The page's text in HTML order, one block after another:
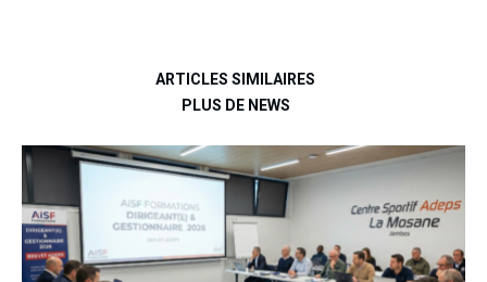
ARTICLES SIMILAIRES
PLUS DE NEWS